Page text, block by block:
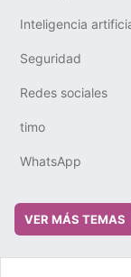
Inteligencia
Seguridad
Redes sociales
timo
WhatsApp
VER MÁS TEMAS